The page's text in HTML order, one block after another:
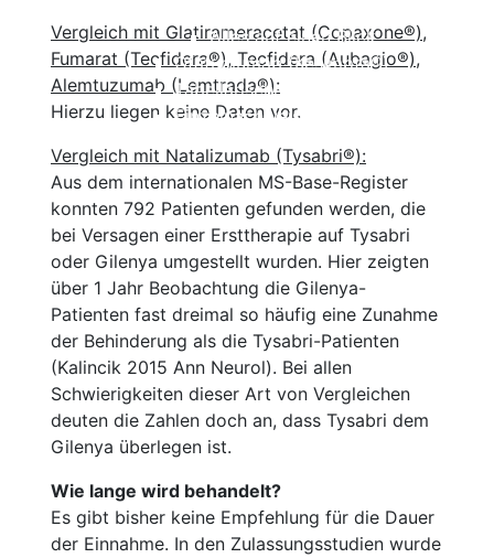
Alles auf einen Blick
Ofatumumab (Kesimpta®)
Tabellarischer Vergleich der
Einzelnachweise
Vergleich mit Glatirameracetat (Copaxone®),
Fumarat (Tecfidera®), Tecfidera (Aubagio®),
Alemtuzumab (Lemtrada®):
Hierzu liegen keine Daten vor.
Vergleich mit Natalizumab (Tysabri®):
Aus dem internationalen MS-Base-Register
konnten 792 Patienten gefunden werden, die
bei Versagen einer Ersttherapie auf Tysabri
oder Gilenya umgestellt wurden. Hier zeigten
über 1 Jahr Beobachtung die Gilenya-
Patienten fast dreimal so häufig eine Zunahme
der Behinderung als die Tysabri-Patienten
(Kalincik 2015 Ann Neurol). Bei allen
Schwierigkeiten dieser Art von Vergleichen
deuten die Zahlen doch an, dass Tysabri dem
Gilenya überlegen ist.
Wie lange wird behandelt?
Es gibt bisher keine Empfehlung für die Dauer
der Einnahme. In den Zulassungsstudien wurde